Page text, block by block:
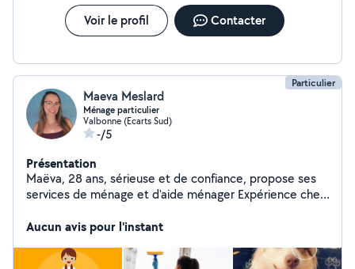
Voir le profil Contacter
Particulier
Maeva Meslard
Ménage particulier
Valbonne (Ecarts Sud)
-/5
Présentation
Maëva, 28 ans, sérieuse et de confiance, propose ses
services de ménage et d'aide ménager Expérience chez
Aucun avis pour l'instant